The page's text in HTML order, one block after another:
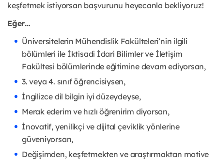
keşfetmek istiyorsan başvurunu heyecanla bekliyoruz!
Eğer…
Üniversitelerin Mühendislik Fakülteleri’nin ilgili
bölümleri ile İktisadi İdari Bilimler ve İletişim
Fakültesi bölümlerinde eğitimine devam ediyorsan,
3. veya 4. sınıf öğrencisiysen,
İngilizce dil bilgin iyi düzeydeyse,
Merak ederim ve hızlı öğrenirim diyorsan,
İnovatif, yenilikçi ve dijital çeviklik yönlerine
güveniyorsan,
Değişimden, keşfetmekten ve araştırmaktan motive